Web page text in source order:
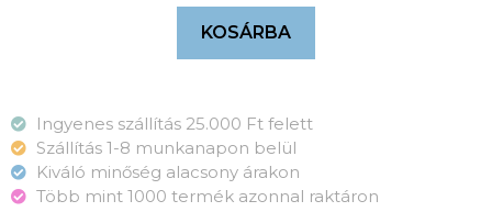
KOSÁRBA
Ingyenes szállítás 25.000 Ft felett
Szállítás 1-8 munkanapon belül
Kiváló minőség alacsony árakon
Több mint 1000 termék azonnal raktáron